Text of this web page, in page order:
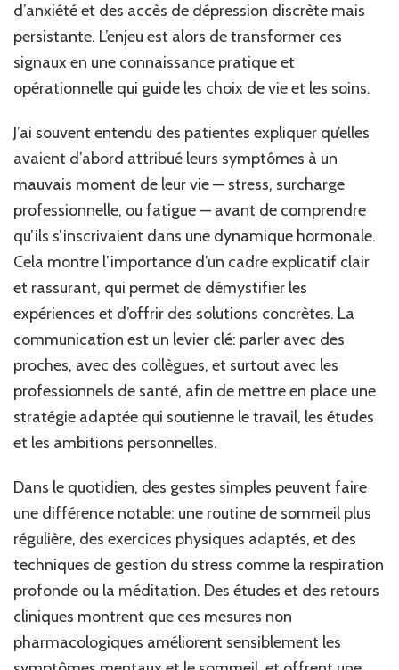
d’anxiété et des accès de dépression discrète mais
persistante. L’enjeu est alors de transformer ces
signaux en une connaissance pratique et
opérationnelle qui guide les choix de vie et les soins.
J’ai souvent entendu des patientes expliquer qu’elles
avaient d’abord attribué leurs symptômes à un
mauvais moment de leur vie — stress, surcharge
professionnelle, ou fatigue — avant de comprendre
qu’ils s’inscrivaient dans une dynamique hormonale.
Cela montre l’importance d’un cadre explicatif clair
et rassurant, qui permet de démystifier les
expériences et d’offrir des solutions concrètes. La
communication est un levier clé: parler avec des
proches, avec des collègues, et surtout avec les
professionnels de santé, afin de mettre en place une
stratégie adaptée qui soutienne le travail, les études
et les ambitions personnelles.
Dans le quotidien, des gestes simples peuvent faire
une différence notable: une routine de sommeil plus
régulière, des exercices physiques adaptés, et des
techniques de gestion du stress comme la respiration
profonde ou la méditation. Des études et des retours
cliniques montrent que ces mesures non
pharmacologiques améliorent sensiblement les